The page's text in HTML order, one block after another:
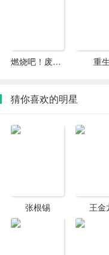
姐》中饰演玛丽。
上你》；11月，主演
燃烧吧！废柴！ 重生
猜你喜欢的明星
张根锡 王金